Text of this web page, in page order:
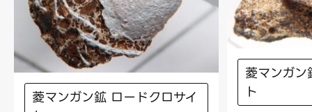
菱マンガン鉱 ロードクロサイ
菱マンガ
ト